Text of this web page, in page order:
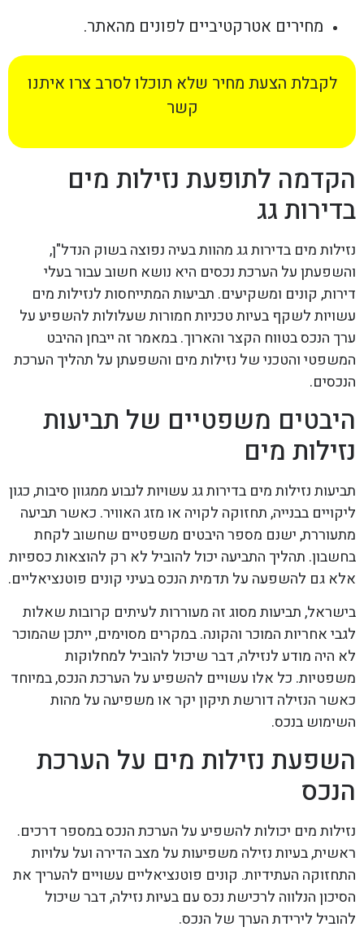
מחירים אטרקטיביים לפונים מהאתר.
לקבלת הצעת מחיר שלא תוכלו לסרב צרו איתנו
קשר
הקדמה לתופעת נזילות מים
בדירות גג
נזילות מים בדירות גג מהוות בעיה נפוצה בשוק הנדל"ן,
והשפעתן על הערכת נכסים היא נושא חשוב עבור בעלי
דירות, קונים ומשקיעים. תביעות המתייחסות לנזילות מים
עשויות לשקף בעיות טכניות חמורות שעלולות להשפיע על
ערך הנכס בטווח הקצר והארוך. במאמר זה ייבחן ההיבט
המשפטי והטכני של נזילות מים והשפעתן על תהליך הערכת
הנכסים.
היבטים משפטיים של תביעות
נזילות מים
תביעות נזילות מים בדירות גג עשויות לנבוע ממגוון סיבות, כגון
ליקויים בבנייה, תחזוקה לקויה או מזג האוויר. כאשר תביעה
מתעוררת, ישנם מספר היבטים משפטיים שחשוב לקחת
בחשבון. תהליך התביעה יכול להוביל לא רק להוצאות כספיות
אלא גם להשפעה על תדמית הנכס בעיני קונים פוטנציאליים.
בישראל, תביעות מסוג זה מעוררות לעיתים קרובות שאלות
לגבי אחריות המוכר והקונה. במקרים מסוימים, ייתכן שהמוכר
לא היה מודע לנזילה, דבר שיכול להוביל למחלוקות
משפטיות. כל אלו עשויים להשפיע על הערכת הנכס, במיוחד
כאשר הנזילה דורשת תיקון יקר או משפיעה על מהות
השימוש בנכס.
השפעת נזילות מים על הערכת
הנכס
נזילות מים יכולות להשפיע על הערכת הנכס במספר דרכים.
ראשית, בעיות נזילה משפיעות על מצב הדירה ועל עלויות
התחזוקה העתידיות. קונים פוטנציאליים עשויים להעריך את
הסיכון הנלווה לרכישת נכס עם בעיות נזילה, דבר שיכול
להוביל לירידת הערך של הנכס.